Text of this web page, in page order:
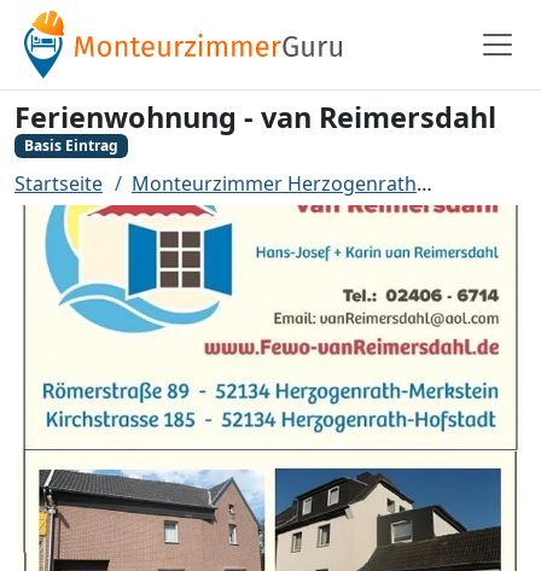
Ferienwohnung - van Reimersdahl
Basis Eintrag
Startseite Monteurzimmer Herzogenrath